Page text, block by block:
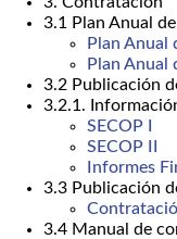
3.1 Plan Anual
Plan Anual
Plan Anual
3.2 Publicación
3.2.1.
SECOP I
SECOP II
Informes
3.3 Publicación
3.4 Manual de